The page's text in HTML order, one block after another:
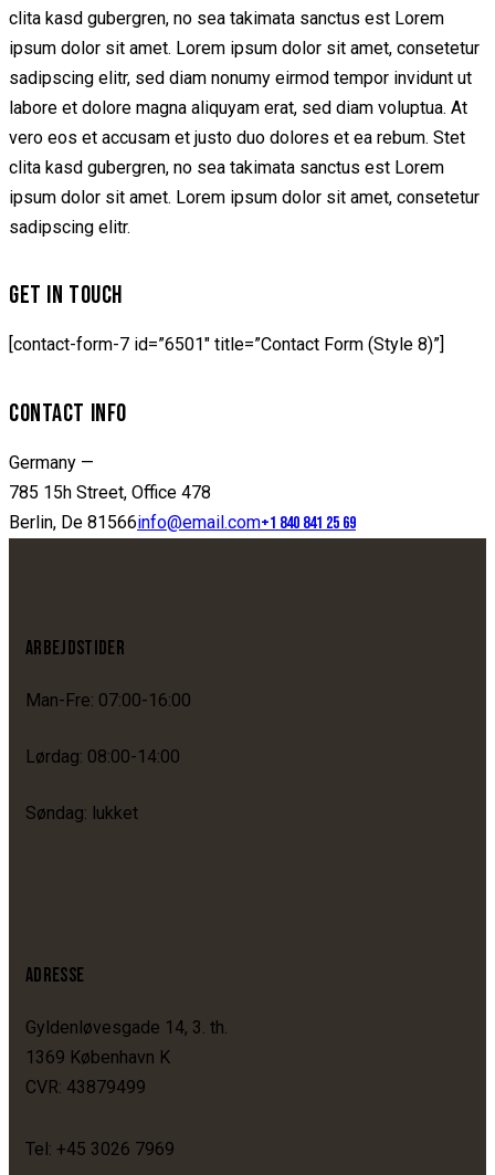
clita kasd gubergren, no sea takimata sanctus est Lorem
ipsum dolor sit amet. Lorem ipsum dolor sit amet, consetetur
sadipscing elitr, sed diam nonumy eirmod tempor invidunt ut
labore et dolore magna aliquyam erat, sed diam voluptua. At
vero eos et accusam et justo duo dolores et ea rebum. Stet
clita kasd gubergren, no sea takimata sanctus est Lorem
ipsum dolor sit amet. Lorem ipsum dolor sit amet, consetetur
sadipscing elitr.
GET IN TOUCH
[contact-form-7 id=”6501″ title=”Contact Form (Style 8)”]
CONTACT INFO
Germany —
785 15h Street, Office 478
Berlin, De 81566info@email.com+1 840 841 25 69
ARBEJDSTIDER
Man-Fre: 07:00-16:00
Lørdag: 08:00-14:00
Søndag: lukket
ADRESSE
Gyldenløvesgade 14, 3. th.
1369 København K
CVR: 43879499
Tel: +45 3026 7969